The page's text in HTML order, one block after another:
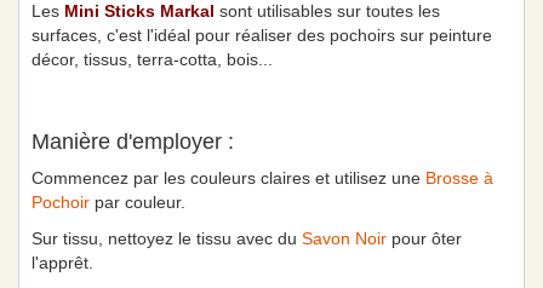
Les Mini Sticks Markal sont utilisables sur toutes les
surfaces, c'est l'idéal pour réaliser des pochoirs sur peinture
décor, tissus, terra-cotta, bois...
Manière d'employer :
Commencez par les couleurs claires et utilisez une Brosse à
Pochoir par couleur.
Sur tissu, nettoyez le tissu avec du Savon Noir pour ôter
l'apprêt.